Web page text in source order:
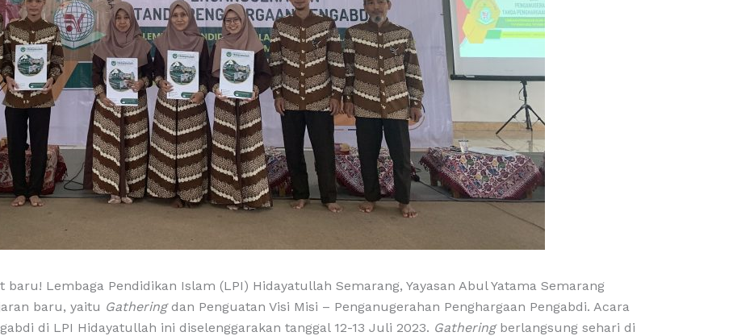
Lembaga Pendidikan Islam (LPI) Hidayatullah Semarang, Yayasan Abul Yatama Semarang
baru, yaitu Gatheringdan Penguatan Visi Misi – Penganugerahan Penghargaan Pengabdi. Acara
di LPI Hidayatullah ini diselenggarakan tanggal 12-13 Juli 2023. Gathering berlangsung sehari di